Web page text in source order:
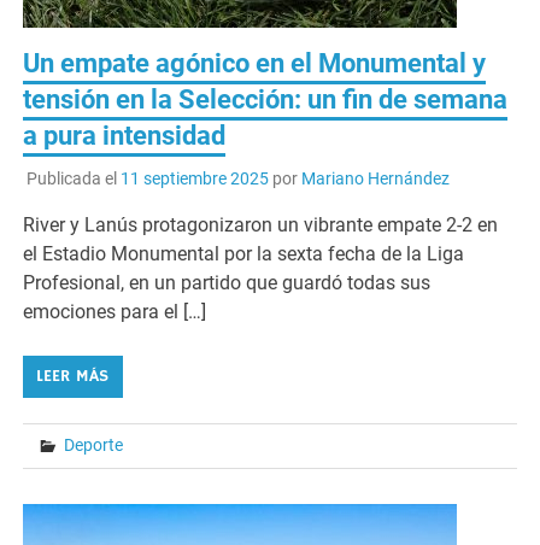
Un empate agónico en el Monumental y
tensión en la Selección: un fin de semana
a pura intensidad
Publicada el 11 septiembre 2025por Mariano Hernández
River y Lanús protagonizaron un vibrante empate 2-2 en
el Estadio Monumental por la sexta fecha de la Liga
Profesional, en un partido que guardó todas sus
emociones para el […]
LEER MÁS
Deporte